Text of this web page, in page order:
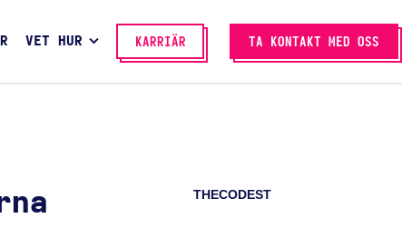
VET HUR KARRIÄR TA KONTAKT MED OSS
THECODEST